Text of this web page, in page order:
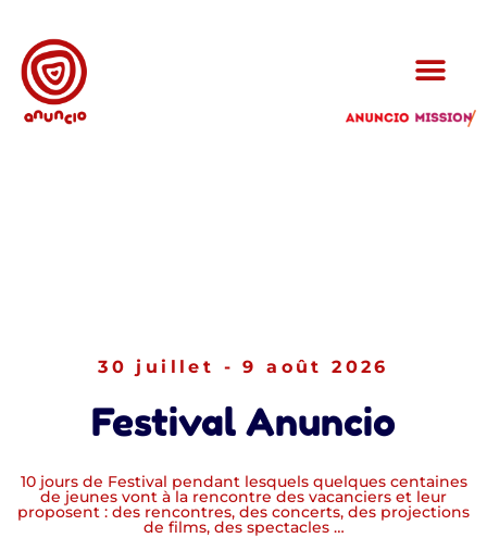
30 juillet - 9 août 2026
Festival Anuncio
10 jours de Festival pendant lesquels quelques centaines
de jeunes vont à la rencontre des vacanciers et leur
proposent : des rencontres, des concerts, des projections
de films, des spectacles …